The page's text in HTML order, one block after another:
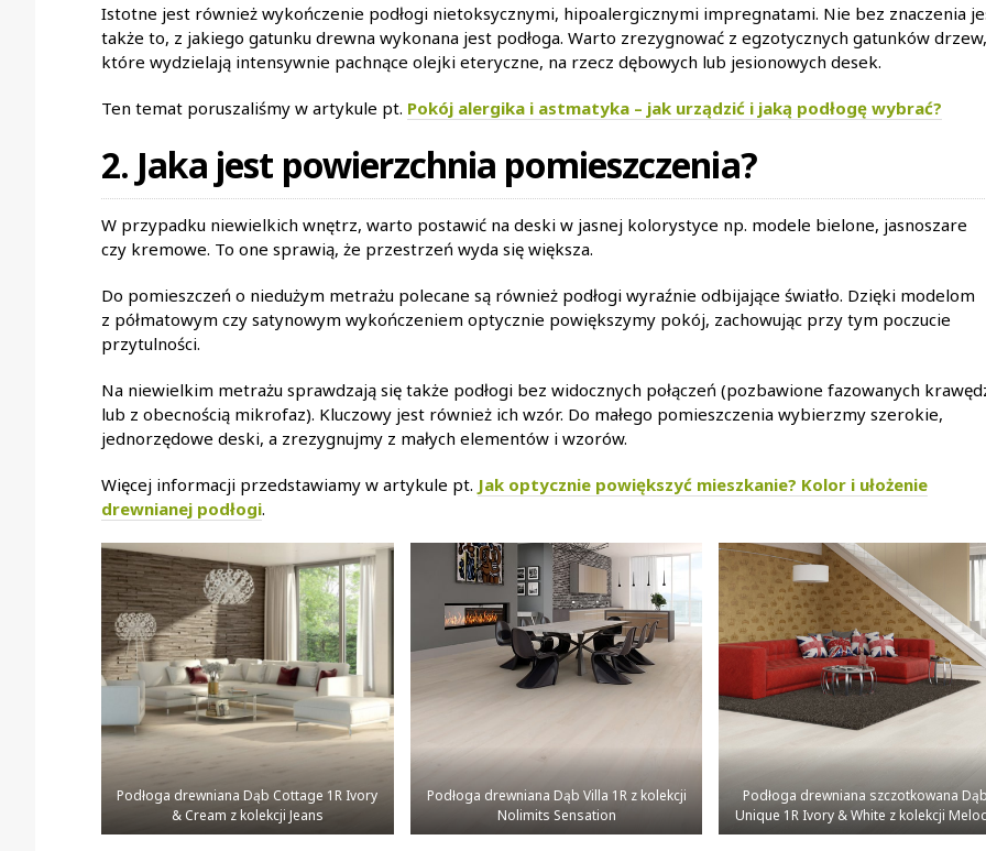
Istotne jest również wykończenie podłogi nietoksycznymi, hipoalergicznymi impregnatami. Nie bez znaczenia
także to, z jakiego gatunku drewna wykonana jest podłoga. Warto zrezygnować z egzotycznych gatunków drzew,
które wydzielają intensywnie pachnące olejki eteryczne, na rzecz dębowych lub jesionowych desek.
Ten temat poruszaliśmy w artykule pt. Pokój alergika i astmatyka – jak urządzić i jaką podłogę wybrać?
2. Jaka jest powierzchnia pomieszczenia?
W przypadku niewielkich wnętrz, warto postawić na deski w jasnej kolorystyce np. modele bielone, jasnoszare
czy kremowe. To one sprawią, że przestrzeń wyda się większa.
Do pomieszczeń o niedużym metrażu polecane są również podłogi wyraźnie odbijające światło. Dzięki modelom
z półmatowym czy satynowym wykończeniem optycznie powiększymy pokój, zachowując przy tym poczucie
przytulności.
Na niewielkim metrażu sprawdzają się także podłogi bez widocznych połączeń (pozbawione fazowanych
lub z obecnością mikrofaz). Kluczowy jest również ich wzór. Do małego pomieszczenia wybierzmy szerokie,
jednorzędowe deski, a zrezygnujmy z małych elementów i wzorów.
Więcej informacji przedstawiamy w artykule pt. Jak optycznie powiększyć mieszkanie? Kolor i ułożenie
drewnianej podłogi.
Podłoga drewniana Dąb Cottage 1R Ivory
& Cream z kolekcji Jeans
Podłoga drewniana Dąb Villa 1R z kolekcji
Nolimits Sensation
Podłoga drewniana szczotkowana
Unique 1R Ivory & White z kolekcji